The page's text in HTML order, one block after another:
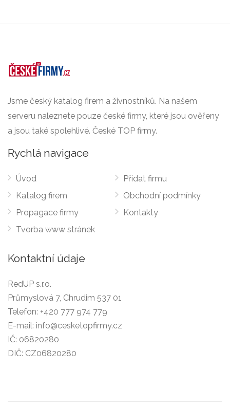
Jsme český katalog firem a živnostníků. Na našem
serveru naleznete pouze české firmy, které jsou ověřeny
a jsou také spolehlivé. České TOP firmy.
Rychlá navigace
Úvod
Katalog firem
Propagace firmy
Tvorba www stránek
Přidat firmu
Obchodní podmínky
Kontakty
Kontaktní údaje
RedUP s.r.o.
Průmyslová 7, Chrudim 537 01
Telefon: +420 777 974 779
E-mail: info@cesketopfirmy.cz
IČ: 06820280
DIČ: CZ06820280